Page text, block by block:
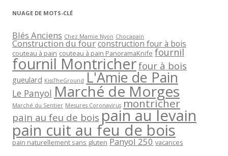
NUAGE DE MOTS-CLÉ
Blés Anciens Chez Mamie Nyon Chocapain
Construction du fourconstruction four à bois
couteau à pain couteau à pain PanoramaKnife fournil
fournil Montricherfour à bois
gueulard KissTheGround L'Amie de Pain
Le Panyol Marché de Morges
Marché du Sentier Mesures Coronavirus montricher
pain au feu de boispain au levain
pain cuit au feu de bois
pain naturellement sans gluten Panyol 250 vacances